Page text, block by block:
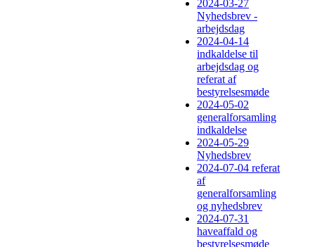
2024-03-27
Nyhedsbrev -
arbejdsdag
2024-04-14
indkaldelse til
arbejdsdag og
referat af
bestyrelsesmøde
2024-05-02
generalforsamling
indkaldelse
2024-05-29
Nyhedsbrev
2024-07-04 referat
af
generalforsamling
og nyhedsbrev
2024-07-31
haveaffald og
bestyrelsesmøde